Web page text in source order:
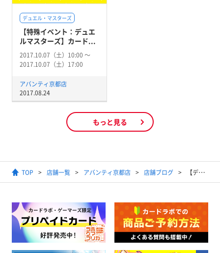
デュエル・マスターズ
【特殊イベント：デュエ
ルマスターズ】カード...
2017.10.07（土）10:00 〜
2017.10.07（土）17:00
アバンティ京都店
2017.08.24
もっと見る
TOP 店舗一覧 アバンティ京都店 店舗ブログ 【デュエルマスターズ】2024年11月23日開催 秋デッキ限定戦 結果発表【優勝デッキレシピ】